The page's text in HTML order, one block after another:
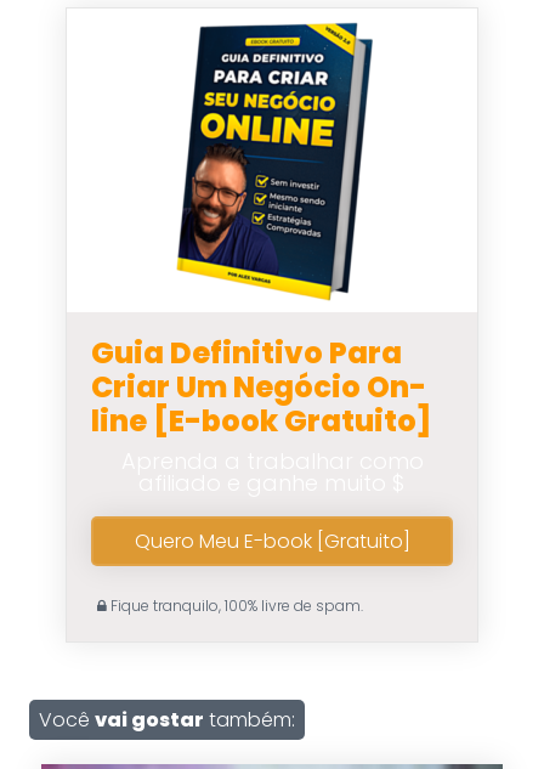
Guia Definitivo Para
Criar Um Negócio On-
line [E-book Gratuito]
Quero Meu E-book [Gratuito]
Fique tranquilo, 100% livre de spam.
Você vai gostar também: